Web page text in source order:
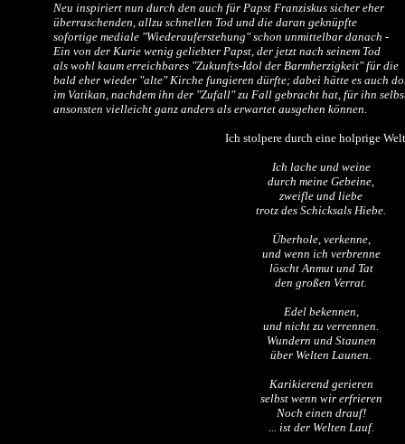
Neu inspiriert nun durch den auch für Papst Franziskus sicher eher
überraschenden, allzu schnellen Tod und die daran geknüpfte
sofortige mediale "Wiederauferstehung" schon unmittelbar danach -
Ein von der Kurie wenig geliebter Papst, der jetzt nach seinem Tod
als wohl kaum erreichbares "Zukunfts-Idol der Barmherzigkeit" für die
bald eher wieder "alte" Kirche fungieren dürfte; dabei hätte es auch
im Vatikan, nachdem ihn der "Zufall" zu Fall gebracht hat, für ihn
ansonsten vielleicht ganz anders als erwartet ausgehen können.
Ich stolpere durch eine holprige
Ich lache und weine
durch meine Gebeine,
zweifle und liebe
trotz des Schicksals Hiebe.
Überhole, verkenne,
und wenn ich verbrenne
löscht Anmut und Tat
den großen Verrat.
Edel bekennen,
und nicht zu verrennen.
Wundern und Staunen
über Welten Launen.
Karikierend gerieren
selbst wenn wir erfrieren
Noch einen drauf!
... ist der Welten Lauf.